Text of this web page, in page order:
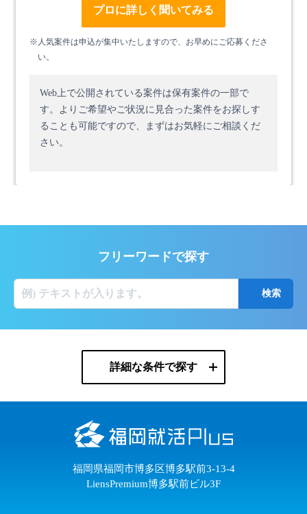
プロに詳しく聞いてみる
※人気案件は申込が集中いたしますので、お早めにご応募くださ
い。
Web上で公開されている案件は保有案件の一部で
す。 よりご希望やご状況に見合った案件をお探しす
ることも可能ですので、まずはお気軽にご相談くだ
さい。
フリーワードで探す
詳細な条件で探す
福岡県福岡市博多区博多駅前3-13-4
LiensPremium博多駅前ビル3F